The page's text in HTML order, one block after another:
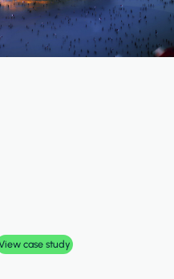
View case study